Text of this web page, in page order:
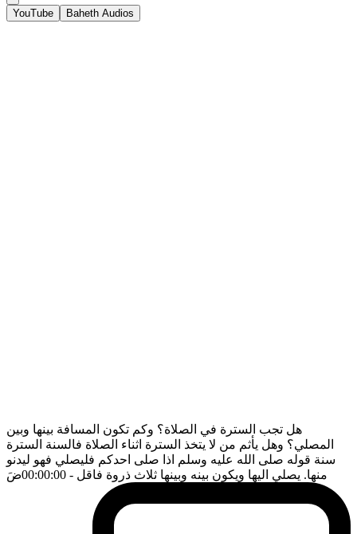
YouTube Baheth Audios
هل تجب السترة في الصلاة؟ وكم تكون المسافة بينها وبين
المصلي؟ وهل يأثم من لا يتخذ السترة اثناء الصلاة فالسنة السترة
سنة قوله صلى الله عليه وسلم اذا صلى احدكم فليصلي فهو ليدنو
منها. يصلي اليها ويكون بينه وبينها ثلاث ذروة فاقل - 00:00:00 ضَ